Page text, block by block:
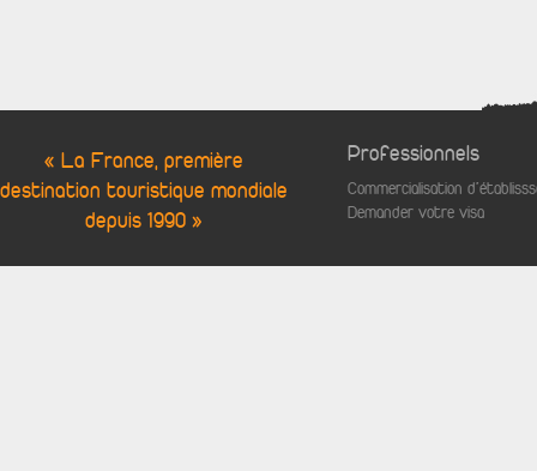
« La France, première
destination touristique mondiale
depuis 1990 »
Professionnels
Commercialisation
Demander votre visa